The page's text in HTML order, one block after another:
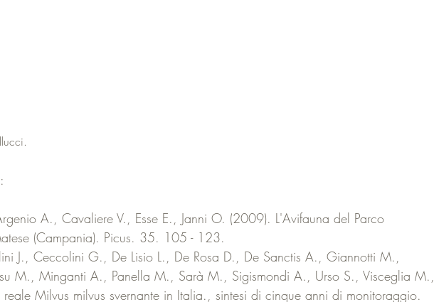
A., Cavaliere V., Esse E., Janni O. (2009). L'Avifauna del Parco
(Campania). Picus. 35. 105 - 123.
J., Ceccolini G., De Lisio L., De Rosa D., De Sanctis A., Giannotti M.,
M., Minganti A., Panella M., Sarà M., Sigismondi A., Urso S., Visceglia M.,
Milvus milvus svernante in Italia., sintesi di cinque anni di monitoraggio.